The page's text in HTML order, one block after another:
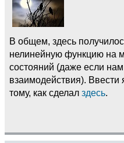
В общем, здесь
нелинейную функцию на
состояний (даже если
взаимодействия). Ввести
тому, как сделал здесь.